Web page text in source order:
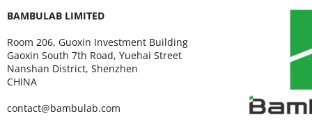
BAMBULAB LIMITED
Room 206, Guoxin Investment Building
Gaoxin South 7th Road, Yuehai Street
Nanshan District, Shenzhen
CHINA
contact@bambulab.com